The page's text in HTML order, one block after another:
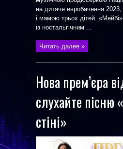
на дитяче евробачення
і мамою трьох дітей.
із ностальгічним ...
Читать далее »
Нова прем’єра
слухайте
стіні»